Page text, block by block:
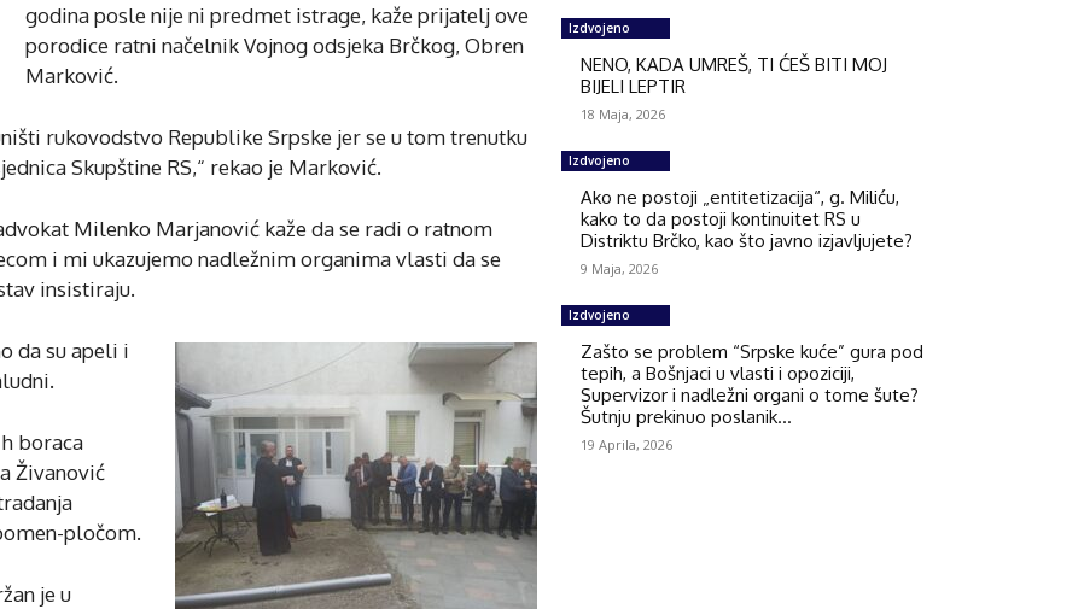
godina posle nije ni predmet istrage, kaže prijatelj ove
porodice ratni načelnik Vojnog odsjeka Brčkog, Obren
Marković.
rukovodstvo Republike Srpske jer se u tom trenutku
Skupštine RS,“ rekao je Marković.
Milenko Marjanović kaže da se radi o ratnom
i mi ukazujemo nadležnim organima vlasti da se
insistiraju.
da su apeli i
boraca
Živanović
pločom.
je u
Izdvojeno
NENO, KADA UMREŠ, TI ĆEŠ BITI MOJ
BIJELI LEPTIR
18 Maja, 2026
Izdvojeno
Ako ne postoji „entitetizacija“, g. Miliću,
kako to da postoji kontinuitet RS u
Distriktu Brčko, kao što javno izjavljujete?
9 Maja, 2026
Izdvojeno
Zašto se problem “Srpske kuće” gura pod
tepih, a Bošnjaci u vlasti i opoziciji,
Supervizor i nadležni organi o tome šute?
Šutnju prekinuo poslanik...
19 Aprila, 2026